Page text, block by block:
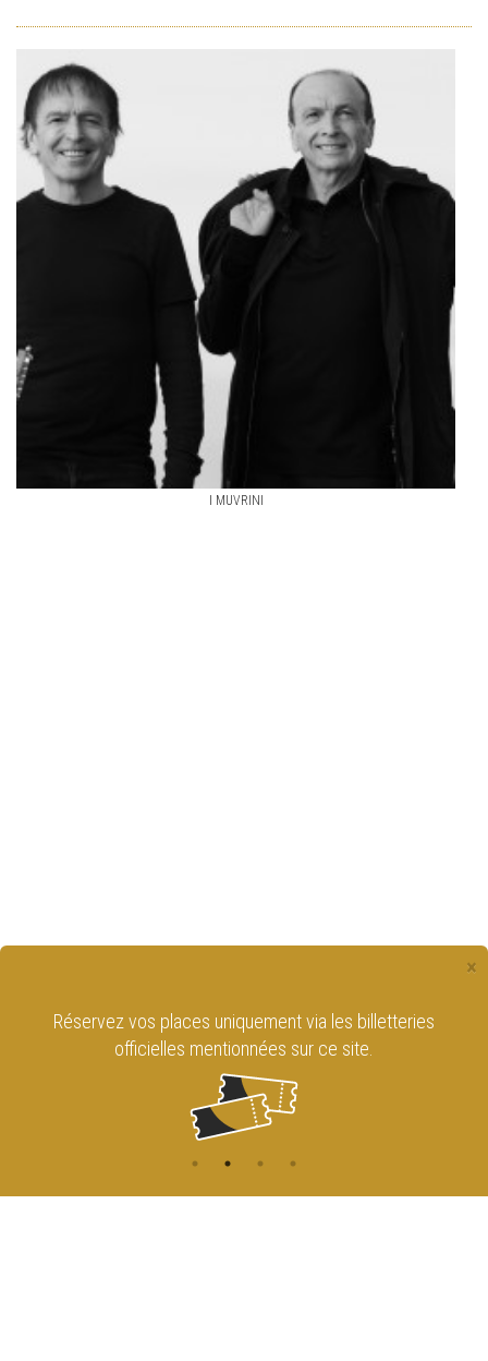
I MUVRINI
×
Réservez vos places uniquement via les billetteries
officielles mentionnées sur ce site.